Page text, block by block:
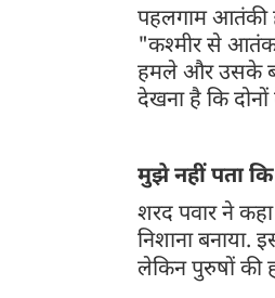
पहलगाम आतंकी
"कश्मीर से
हमले और उसके
देखना है कि
मुझे नहीं पता
शरद पवार ने
निशाना
लेकिन पुरुषों की